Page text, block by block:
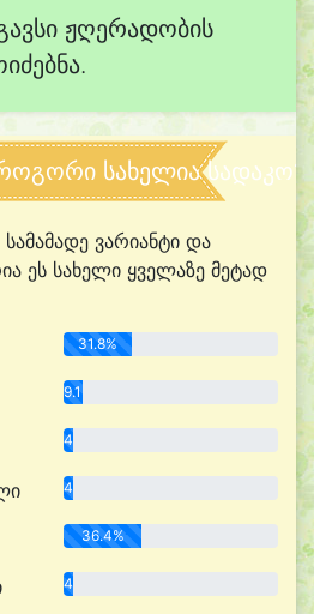
ჟღერადობის
სახელია სადაკო?
ვარიანტი და
ეს სახელი ყველაზე მეტად
31.8%
9.1%
4.5%
4.5%
36.4%
4.5%